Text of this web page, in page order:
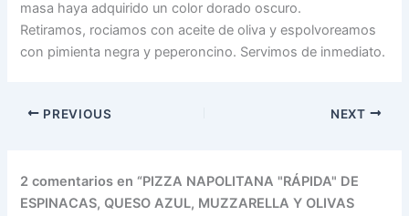
masa haya adquirido un color dorado oscuro.
Retiramos, rociamos con aceite de oliva y espolvoreamos
con pimienta negra y peperoncino. Servimos de inmediato.
PREVIOUS NEXT
2 comentarios en “PIZZA NAPOLITANA "RÁPIDA" DE
ESPINACAS, QUESO AZUL, MUZZARELLA Y OLIVAS